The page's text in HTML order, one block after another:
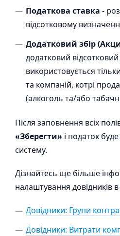
Податкова ставка -
відсотковому
Додатковий збір
додатковий
використовується
та компаній, котрі
(алкоголь та/або
Після заповнення всіх
«Зберегти» і податок
систему.
Дізнайтесь ще більше
налаштування довідників
Довідники: Групи
Довідники: Витрати